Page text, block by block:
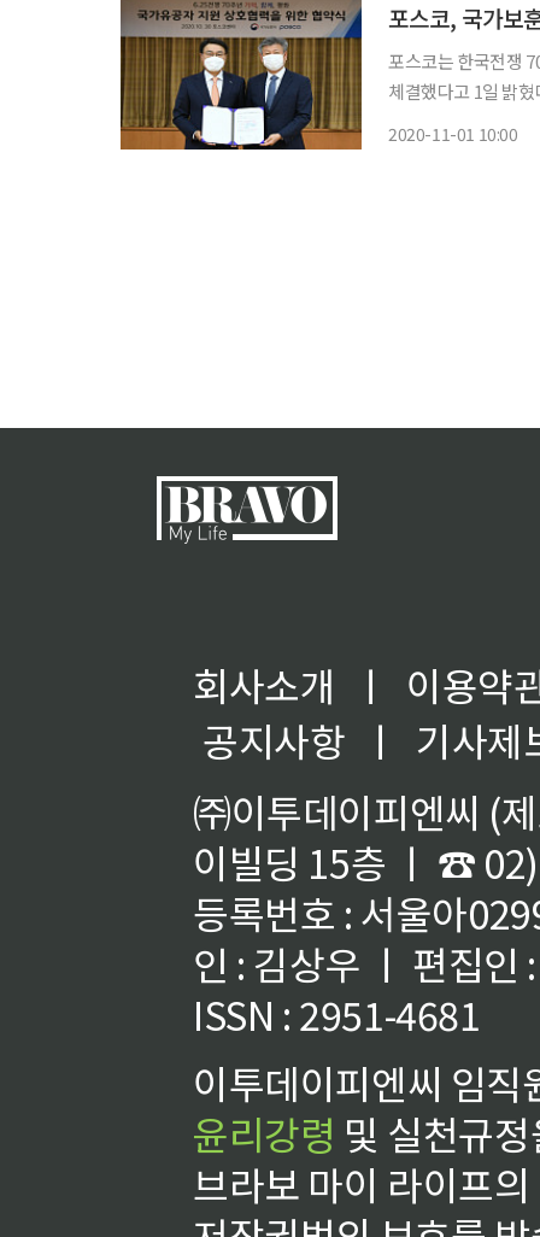
포스코, 국가보
포스코는 한국전쟁
체결했다고 1일 밝혔다. 최정우 포스코 회장과 박삼득 국가보훈처장은 30일 포
2020-11-01 10:00
회사소개 ㅣ
이용약
공지사항
ㅣ
기사제
㈜이투데이피엔씨 (
이빌딩 15층 ㅣ ☎
등록번호 : 서울아
인 : 김상우 ㅣ 편집인
ISSN : 2951-4681
이투데이피엔씨 임
윤리강령 및 실천규
브라보 마이 라이프